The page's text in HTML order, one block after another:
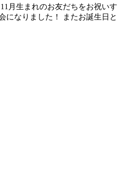
月生まれのお友だちをお祝いす
になりました！ またお誕生日と